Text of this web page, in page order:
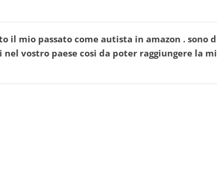
il mio passato come autista in amazon . sono
vostro paese cosi da poter raggiungere la